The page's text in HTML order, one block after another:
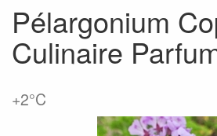
Pélargonium
Culinaire
+2°C